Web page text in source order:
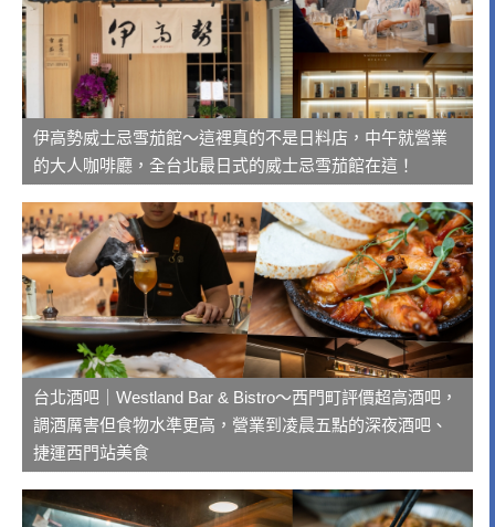
伊高勢威士忌雪茄館～這裡真的不是日料店，中午就營業
的大人咖啡廳，全台北最日式的威士忌雪茄館在這！
台北酒吧｜Westland Bar & Bistro～西門町評價超高酒吧，
調酒厲害但食物水準更高，營業到凌晨五點的深夜酒吧、
捷運西門站美食